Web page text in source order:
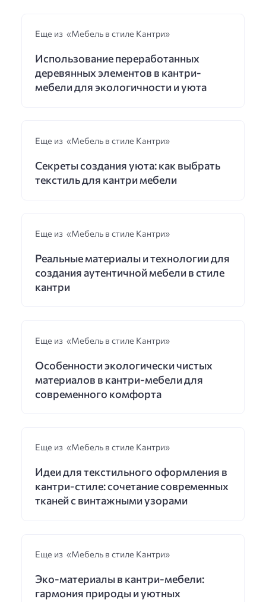
Еще из «Мебель в стиле Кантри»
Использование переработанных
деревянных элементов в кантри-
мебели для экологичности и уюта
Еще из «Мебель в стиле Кантри»
Секреты создания уюта: как выбрать
текстиль для кантри мебели
Еще из «Мебель в стиле Кантри»
Реальные материалы и технологии для
создания аутентичной мебели в стиле
кантри
Еще из «Мебель в стиле Кантри»
Особенности экологически чистых
материалов в кантри-мебели для
современного комфорта
Еще из «Мебель в стиле Кантри»
Идеи для текстильного оформления в
кантри-стиле: сочетание современных
тканей с винтажными узорами
Еще из «Мебель в стиле Кантри»
Эко-материалы в кантри-мебели:
гармония природы и уютных